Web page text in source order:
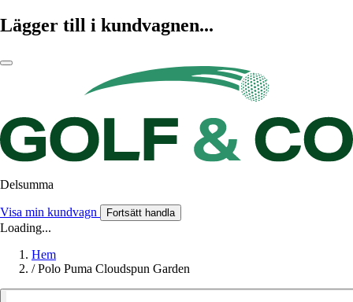
Lägger till i kundvagnen...
Delsumma
Visa min kundvagn Fortsätt handla
Loading...
Hem
/ Polo Puma Cloudspun Garden